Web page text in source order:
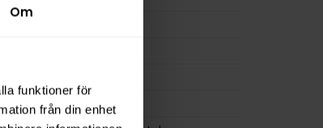
Om
funktioner för
från din enhet
ZYN